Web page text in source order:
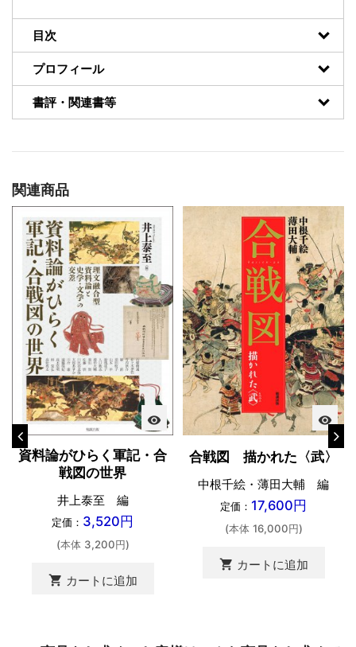
目次
プロフィール
書評・関連書等
関連商品
visibility
資料論がひらく軍記・合
戦図の世界
井上泰至 編
定価： 3,520円
(本体 3,200円)
shopping_cart カートに追加
visibility
合戦図 描かれた〈武〉
中根千絵・薄田大輔 編
定価： 17,600円
(本体 16,000円)
shopping_cart カートに追加